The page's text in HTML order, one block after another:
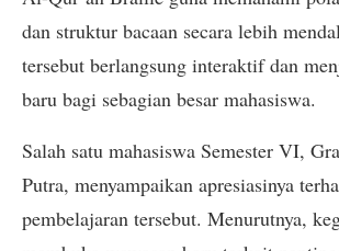
dan struktur bacaan secara lebih
tersebut berlangsung interaktif dan
baru bagi sebagian besar mahasiswa.
Salah satu mahasiswa Semester VI,
Putra, menyampaikan apresiasinya
pembelajaran tersebut. Menurutnya,